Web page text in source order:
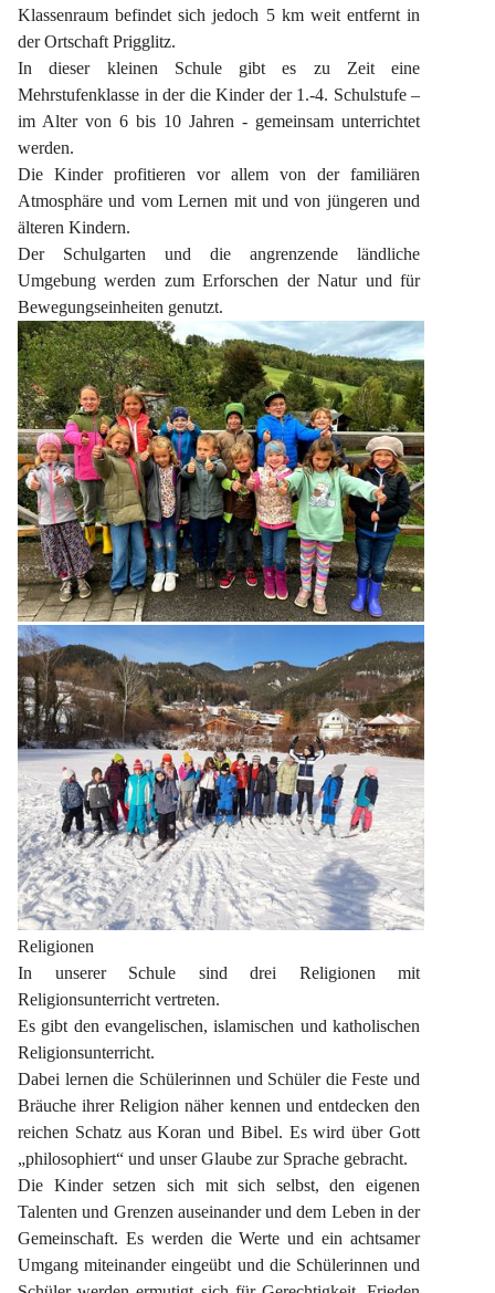
Klassenraum befindet sich jedoch 5 km weit entfernt in
der Ortschaft Prigglitz.
In dieser kleinen Schule gibt es zu Zeit eine
Mehrstufenklasse in der die Kinder der 1.-4. Schulstufe –
im Alter von 6 bis 10 Jahren - gemeinsam unterrichtet
werden.
Die Kinder profitieren vor allem von der familiären
Atmosphäre und vom Lernen mit und von jüngeren und
älteren Kindern.
Der Schulgarten und die angrenzende ländliche
Umgebung werden zum Erforschen der Natur und für
Bewegungseinheiten genutzt.
Religionen
In unserer Schule sind drei Religionen mit
Religionsunterricht vertreten.
Es gibt den evangelischen, islamischen und katholischen
Religionsunterricht.
Dabei lernen die Schülerinnen und Schüler die Feste und
Bräuche ihrer Religion näher kennen und entdecken den
reichen Schatz aus Koran und Bibel. Es wird über Gott
„philosophiert“ und unser Glaube zur Sprache gebracht.
Die Kinder setzen sich mit sich selbst, den eigenen
Talenten und Grenzen auseinander und dem Leben in der
Gemeinschaft. Es werden die Werte und ein achtsamer
Umgang miteinander eingeübt und die Schülerinnen und